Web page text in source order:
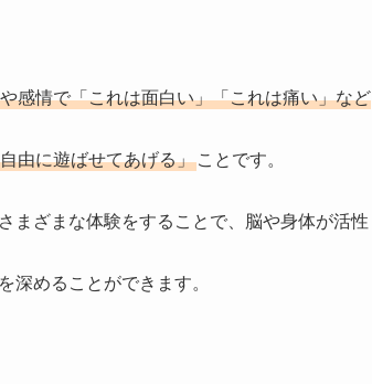
感情で「これは面白い」「これは痛い」など
由に遊ばせてあげる」 ことです。
まざまな体験をすることで、脳や身体が活性
深めることができます。